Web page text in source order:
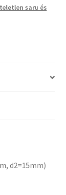
saru és
d2=15mm)